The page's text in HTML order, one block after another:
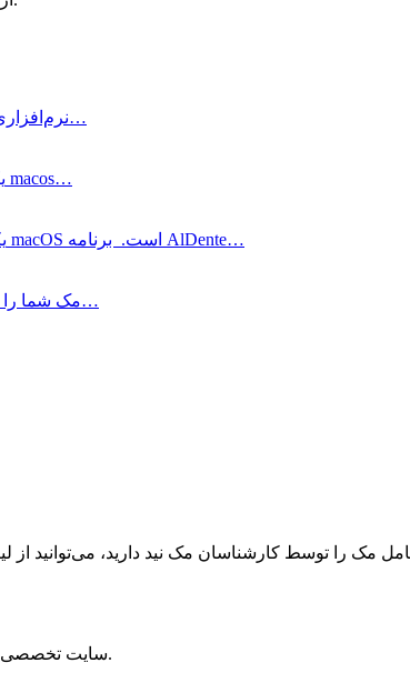
WhatCable Pro چیست و چه کاربردی دارد؟ WhatCable Pro نرم‌افزاری برای شناسایی…
BetterZip چیست؟ BetterZip یکی از برنامه‌های مطرح مدیریت فایل برای مک macos…
AlDente Pro چیست؟ AlDente Pro یکی از برنامه‌های مدیریت باتری برای مک macOS است. برنامه AlDente…
LookAway چیست؟ LookAway مک شما را در فواصل منظم به حالت استراحت می‌برد…
را توسط کارشناسان مک نید دارید، می‌توانید از
سایت تخصصی مک نید اولین مرجع سیستم‌عامل مک و برترین منبع دستگاه‌های اپل در ایران است.